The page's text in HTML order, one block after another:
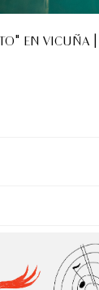
EN VICUÑA